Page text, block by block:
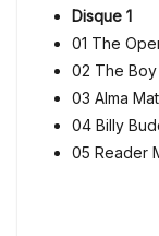
Disque 1
01 The
02 The Boy
03 Alma
04 Billy
05 Reader